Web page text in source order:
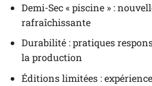
Demi-Sec « piscine » :
rafraîchissante
Durabilité : pratiques
la production
Éditions limitées :